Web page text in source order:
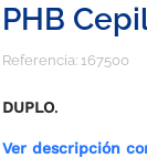
PHB
Referencia: 167500
DUPLO.
Ver descripción